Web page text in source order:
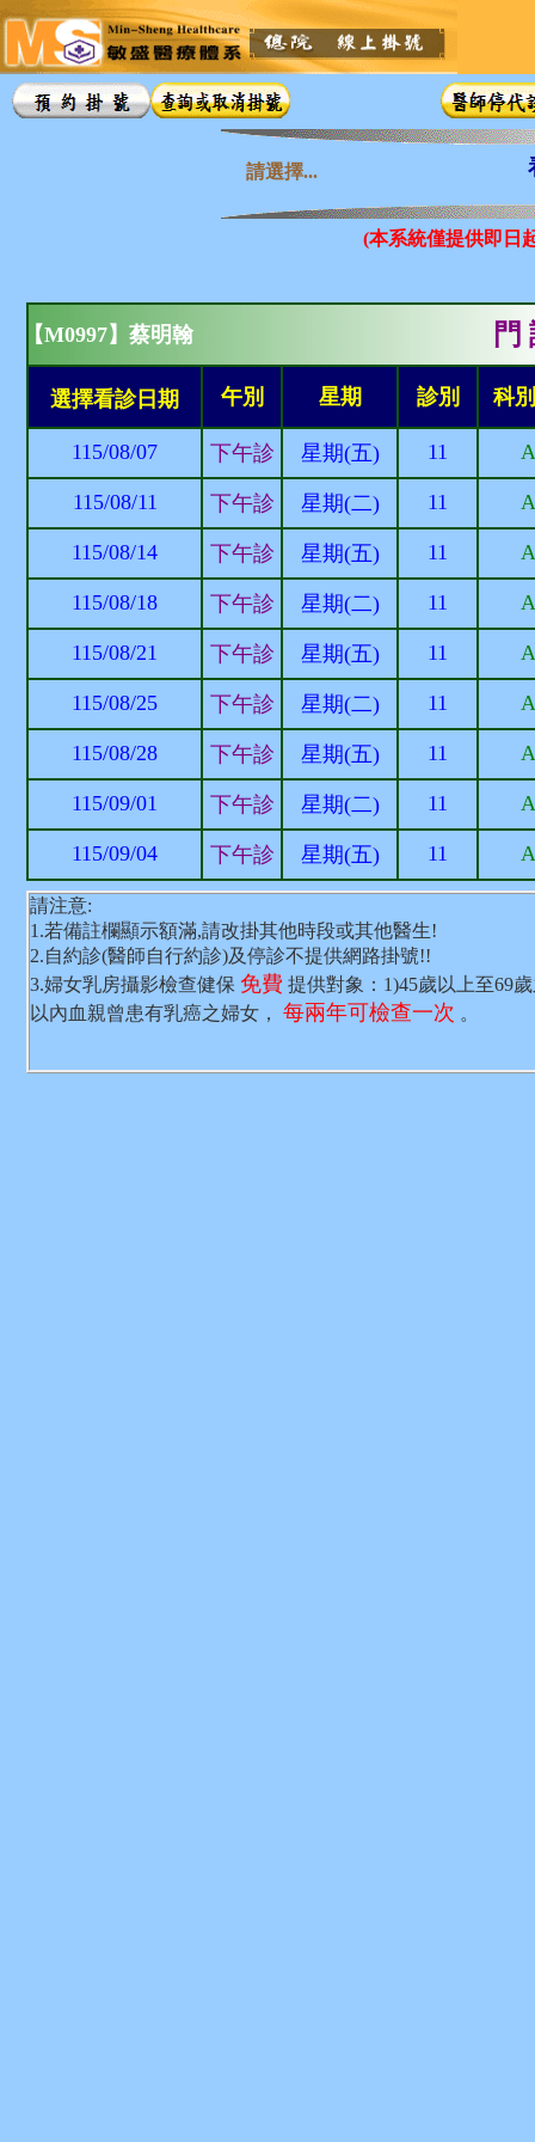
請選擇...
(本系統僅提供即日
【M0997】蔡明翰 門
選擇看診日期 午別 星期 診別 科
115/08/07 下午診 星期(五) 11
115/08/11 下午診 星期(二) 11
115/08/14 下午診 星期(五) 11
115/08/18 下午診 星期(二) 11
115/08/21 下午診 星期(五) 11
115/08/25 下午診 星期(二) 11
115/08/28 下午診 星期(五) 11
115/09/01 下午診 星期(二) 11
115/09/04 下午診 星期(五) 11
請注意:
1.若備註欄顯示額滿,請改掛其他時段或其他醫生!
2.自約診(醫師自行約診)及停診不提供網路掛號!!
3.婦女乳房攝影檢查健保 免費 提供對象：1)45歲以上至69
以內血親曾患有乳癌之婦女，
每兩年可檢查一次 。